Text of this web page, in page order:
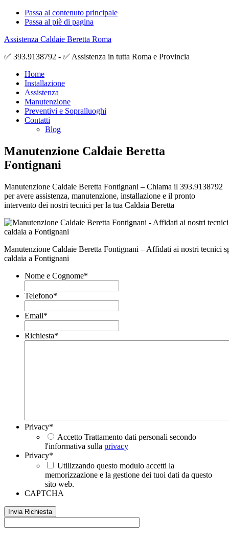
Passa al contenuto principale
Passa al piè di pagina
Assistenza Caldaie Beretta Roma
✅ 393.9138792 - ✅ Assistenza in tutta Roma e Provincia
Home
Installazione
Assistenza
Manutenzione
Preventivi e Sopralluoghi
Contatti
Blog
Manutenzione Caldaie Beretta
Fontignani
Manutenzione Caldaie Beretta Fontignani – Chiama il 393.9138792
per avere assistenza, manutenzione, installazione e il pronto
intervento dei nostri tecnici per la tua Caldaia Beretta
Manutenzione Caldaie Beretta Fontignani – Affidati ai nostri tecnici
caldaia a Fontignani
Nome e Cognome*
Telefono*
Email*
Richiesta*
Privacy*
Accetto Trattamento dati personali secondo
l'informativa sulla privacy
Privacy*
Utilizzando questo modulo accetti la
memorizzazione e la gestione dei tuoi dati da questo
sito web.
CAPTCHA